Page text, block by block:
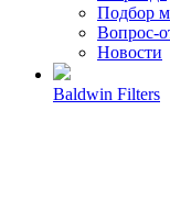
Подбор
Вопрос-
Новости
Baldwin Filters